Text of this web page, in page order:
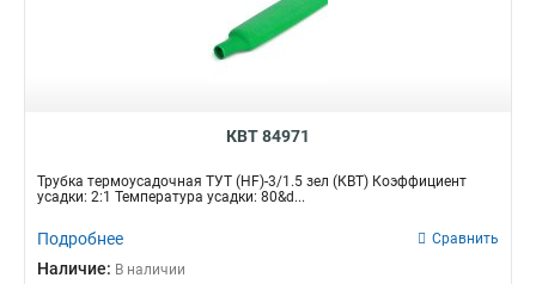
КВТ 84971
Трубка термоусадочная ТУТ (HF)-3/1.5 зел (КВТ) Коэффициент
усадки: 2:1 Температура усадки: 80&d...
Подробнее Сравнить
Наличие: В наличии